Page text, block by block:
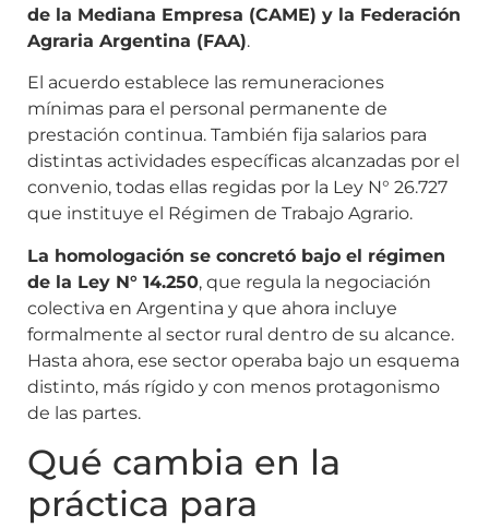
de la Mediana Empresa (CAME) y la Federación
Agraria Argentina (FAA).
El acuerdo establece las remuneraciones
mínimas para el personal permanente de
prestación continua. También fija salarios para
distintas actividades específicas alcanzadas por el
convenio, todas ellas regidas por la Ley N° 26.727
que instituye el Régimen de Trabajo Agrario.
La homologación se concretó bajo el régimen
de la Ley N° 14.250, que regula la negociación
colectiva en Argentina y que ahora incluye
formalmente al sector rural dentro de su alcance.
Hasta ahora, ese sector operaba bajo un esquema
distinto, más rígido y con menos protagonismo
de las partes.
Qué cambia en la
práctica para